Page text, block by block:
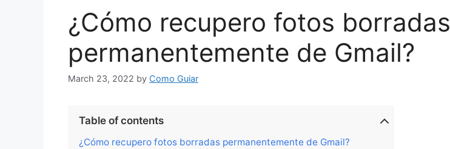
¿Cómo recupero fotos borradas
permanentemente de Gmail?
March 23, 2022 by Como Guiar
Table of contents
¿Cómo recupero fotos borradas permanentemente de Gmail?